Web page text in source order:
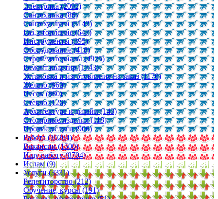
Электрика (2092)
Сантехника (86)
Сантехуслуги (5142)
Газ, отопление (647)
Инструменты (395)
Оборудование (418)
Строй/материалы (4925)
Ремонт квартир (1743)
Установка и изготовление на заказ (1170)
Железо (969)
Песок (880)
Стекло (126)
Архитектура и дизайн (143)
Столярные изделия (118)
Прочие услуги (906)
Работа (10204)
Вакансии (1500)
Ищу работу (8704)
Ислам (9)
Услуги (3331)
Репетиторство (212)
Обучение, курсы (191)